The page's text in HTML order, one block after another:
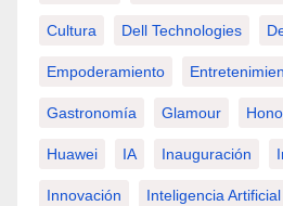
Cultura Dell Technologies
Empoderamiento
Gastronomía Glamour
Huawei IA Inauguración
Innovación Inteligencia Artificial